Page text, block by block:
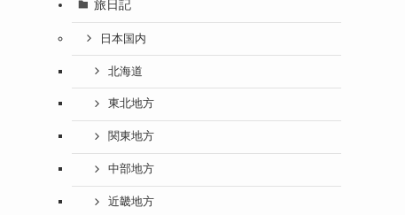
旅日記
日本国内
北海道
東北地方
関東地方
中部地方
近畿地方